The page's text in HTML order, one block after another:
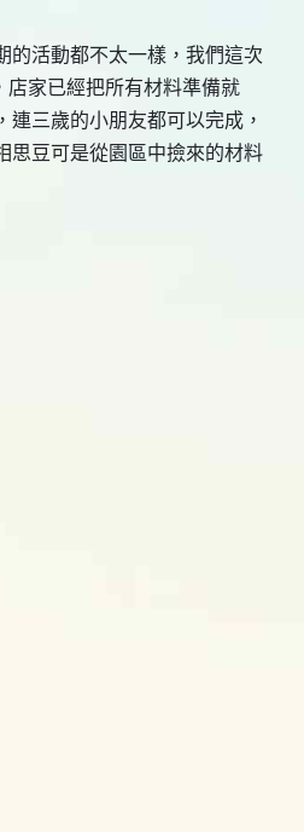
的活動都不太一樣，我們這次
家已經把所有材料準備就
連三歲的小朋友都可以完成，
思豆可是從園區中撿來的材料